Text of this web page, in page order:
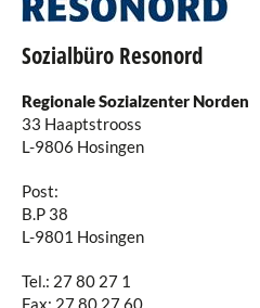
Personalwesen
Technischer Dienst
Service des régies
Service Écologique
Förster
Sozialbüro Resonord
Regionale Sozialzenter Norden
33 Haaptstrooss
L-9806 Hosingen ​
Post:
B.P 38
L-9801 Hosingen
Tel.: 27 80 27 1
Fax: 27 80 27 60